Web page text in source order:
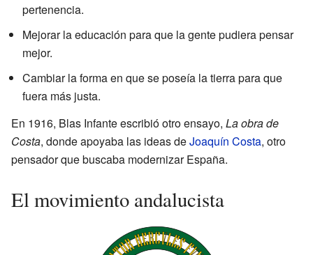
pertenencia.
Mejorar la educación para que la gente pudiera pensar
mejor.
Cambiar la forma en que se poseía la tierra para que
fuera más justa.
En 1916, Blas Infante escribió otro ensayo, La obra de
Costa, donde apoyaba las ideas deJoaquín Costa, otro
pensador que buscaba modernizar España.
El movimiento andalucista